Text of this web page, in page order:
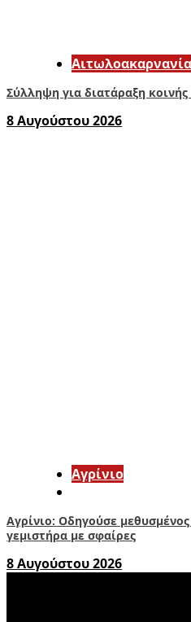
Αιτωλοακαρνανία
Σύλληψη για διατάραξη
8 Αυγούστου 2026
Aγρίνιο
Αγρίνιο: Οδηγούσε
γεμιστήρα με σφαίρες
8 Αυγούστου 2026